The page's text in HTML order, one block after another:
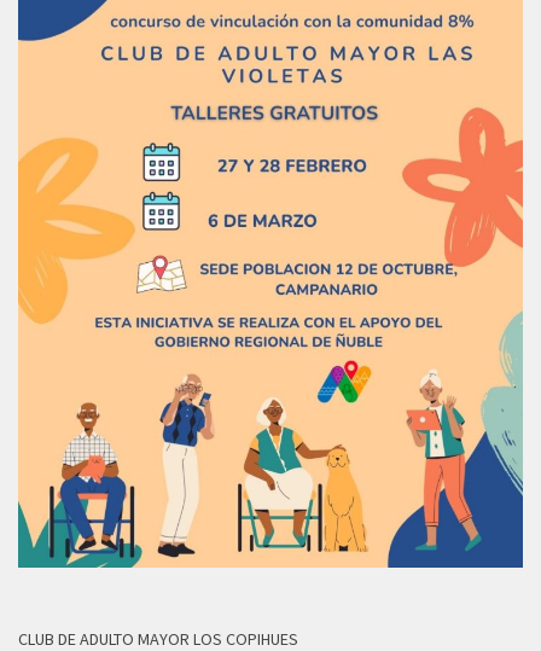
CLUB DE ADULTO MAYOR LOS COPIHUES